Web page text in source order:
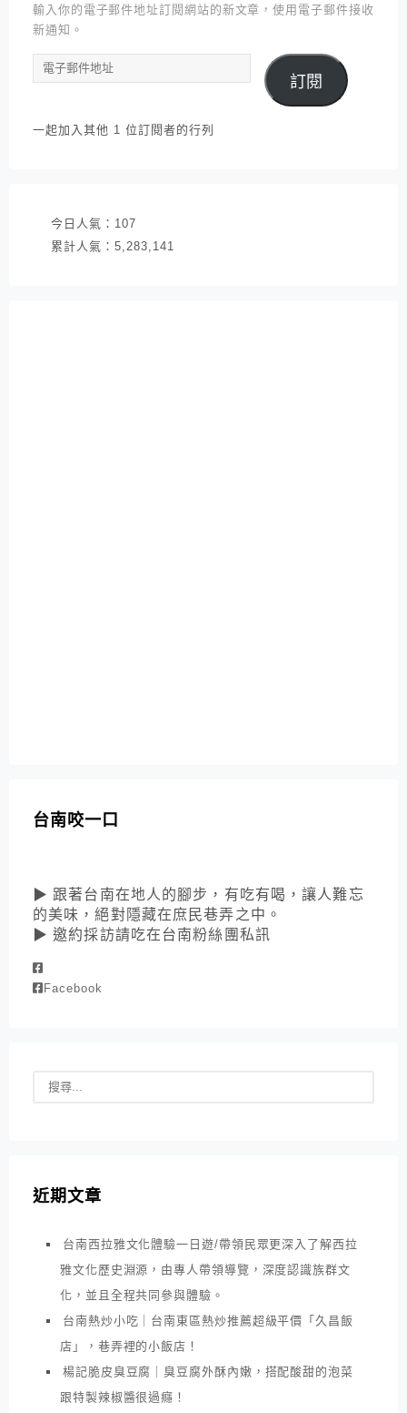
輸入你的電子郵件地址訂閱網站的新文章，使用電子郵件接收
新通知。
電
子
件
訂閱
一起加入其他 1 位訂閱者的行列
今日人氣： 107
累計人氣： 5,283,141
台南咬一口
▶ 跟著台南在地人的腳步，有吃有喝，讓人難忘
的美味，絕對隱藏在庶民巷弄之中。
▶ 邀約採訪請吃在台南粉絲團私訊
Facebook
近期文章
台南西拉雅文化體驗一日遊/帶領民眾更深入了解西拉
雅文化歷史淵源，由專人帶領導覽，深度認識族群文
化，並且全程共同參與體驗。
台南熱炒小吃｜台南東區熱炒推薦超級平價「久昌飯
店」，巷弄裡的小飯店！
楊記脆皮臭豆腐｜臭豆腐外酥內嫩，搭配酸甜的泡菜
跟特製辣椒醬很過癮！